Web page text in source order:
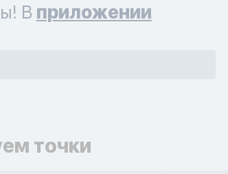
В приложении
точки